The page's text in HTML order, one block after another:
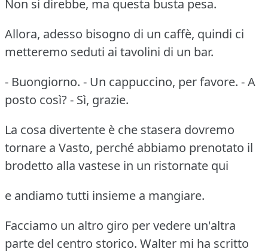
Non si direbbe, ma questa busta pesa.
Allora, adesso bisogno di un caffè, quindi ci
metteremo seduti ai tavolini di un bar.
- Buongiorno. - Un cappuccino, per favore. - A
posto così? - Sì, grazie.
La cosa divertente è che stasera dovremo
tornare a Vasto, perché abbiamo prenotato il
brodetto alla vastese in un ristornate qui
e andiamo tutti insieme a mangiare.
Facciamo un altro giro per vedere un'altra
parte del centro storico. Walter mi ha scritto